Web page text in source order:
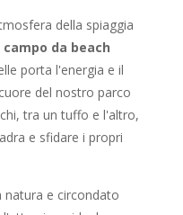
della spiaggia
campo da beach
porta l'energia e il
del nostro parco
tra un tuffo e l'altro,
e sfidare i propri
e circondato